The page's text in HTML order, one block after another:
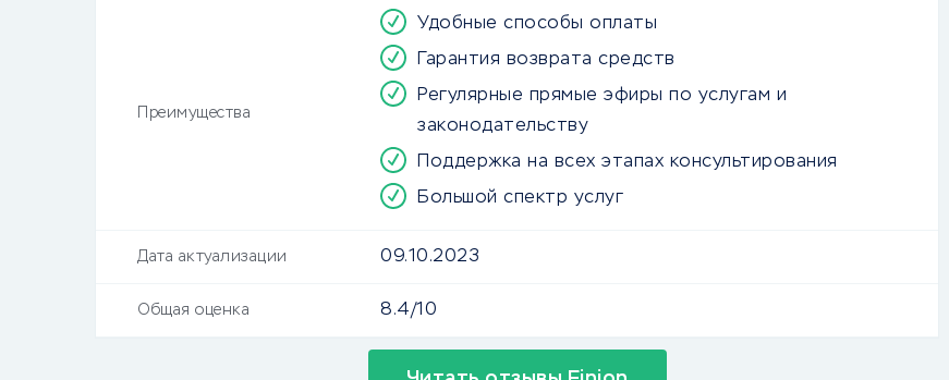
Преимущества
Удобные способы оплаты
Гарантия возврата средств
Регулярные прямые эфиры по услугам и
законодательству
Поддержка на всех этапах консультирования
Большой спектр услуг
Дата актуализации 09.10.2023
Общая оценка 8.4/10